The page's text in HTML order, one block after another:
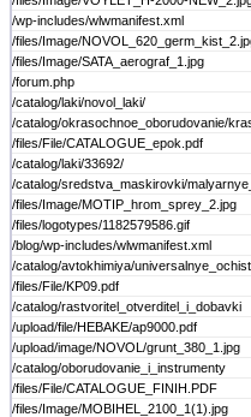
/wp-includes/wlwmanifest.xml
/files/Image/
/files/Image/SATA_aerograf_1.jpg
/forum.php
/catalog/laki/novol_laki/
/catalog/okrasochnoe_oborudovanie/
/files/File/CATALOGUE_epok.pdf
/catalog/laki/33692/
/catalog/sredstva_maskirovki/
/files/Image/MOTIP_hrom_sprey_2.jpg
/files/logotypes/1182579586.gif
/blog/wp-includes/wlwmanifest.xml
/catalog/avtokhimiya/
/files/File/KP09.pdf
/catalog/rastvoritel_otverditel_i_dobavki
/upload/file/HEBAKE/ap9000.pdf
/upload/image/NOVOL/grunt_380_1.jpg
/catalog/oborudovanie_i_instrumenty
/files/File/CATALOGUE_FINIH.PDF
/files/Image/MOBIHEL_2100_1(1).jpg